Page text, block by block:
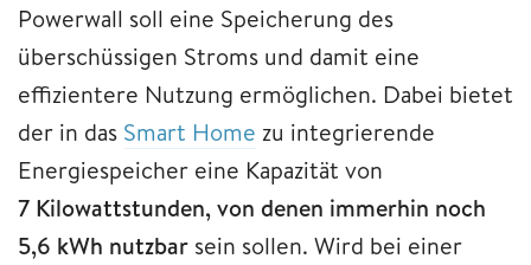
Powerwall soll eine Speicherung des
überschüssigen Stroms und damit eine
effizientere Nutzung ermöglichen. Dabei bietet
der in das Smart Home zu integrierende
Energiespeicher eine Kapazität von
7 Kilowattstunden, von denen immerhin noch
5,6 kWh nutzbar sein sollen. Wird bei einer